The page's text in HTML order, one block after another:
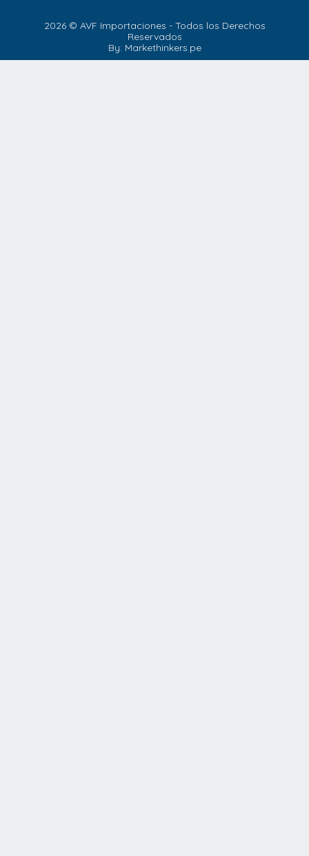
2026 © AVF Importaciones - Todos los Derechos
Reservados
By: Markethinkers.pe